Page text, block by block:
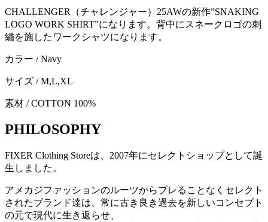
CHALLENGER（チャレンジャー）25AWの新作”SNAKING
LOGO WORK SHIRT”になります。背中にスネークロゴの刺
繡を施したワークシャツになります。
カラー / Navy
サイズ / M,L,XL
素材 / COTTON 100%
PHILOSOPHY
FIXER Clothing Storeは、2007年にセレクトショップとして誕
生しました。
アメカジファッションのルーツからブレることなくセレクト
されたブランド達は、常に古き良き過去を新しいコンセプト
の元で現代に生き返らせ、